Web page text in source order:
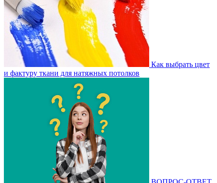
Как выбрать цвет
и фактуру ткани для натяжных потолков